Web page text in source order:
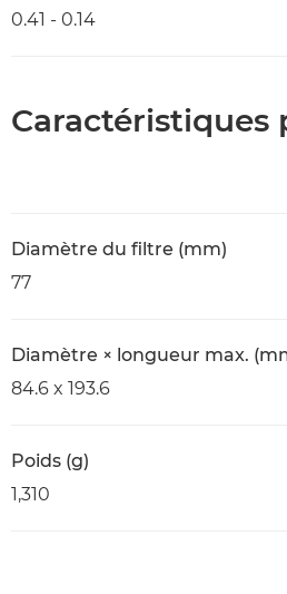
0.41 - 0.14
Caractéristiques
Diamètre du filtre (mm)
77
Diamètre × longueur max.
84.6 x 193.6
Poids (g)
1,310